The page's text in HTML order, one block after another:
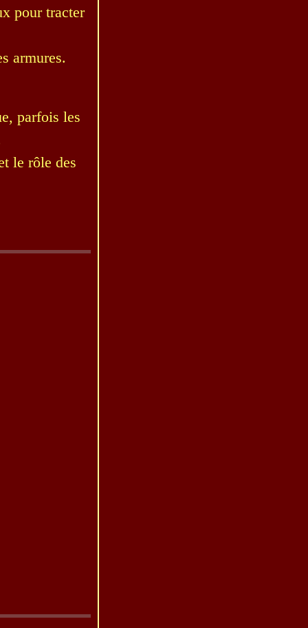
pour tracter
armures.
parfois les
le rôle des